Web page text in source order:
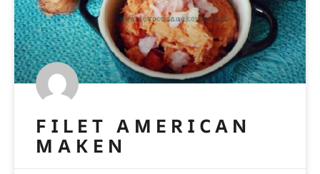
FILET AMERICAN
MAKEN